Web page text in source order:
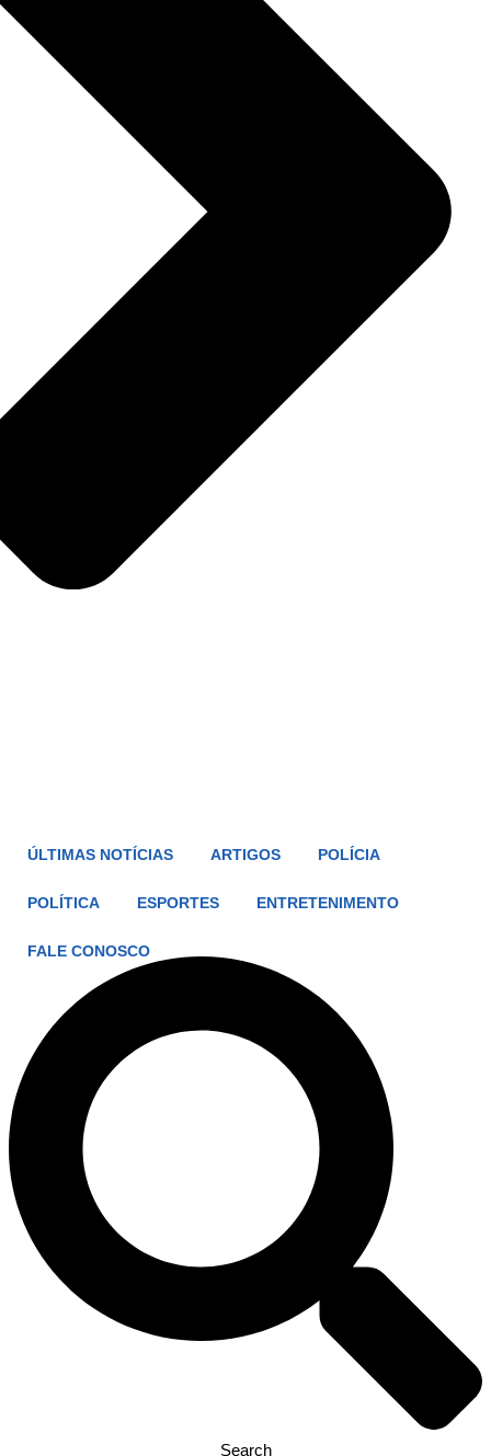
ÚLTIMAS NOTÍCIAS ARTIGOS POLÍCIA
POLÍTICA ESPORTES ENTRETENIMENTO
FALE CONOSCO
Search